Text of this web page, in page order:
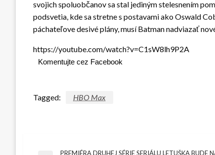
svojich spoluobčanov sa stal jediným stelesnením
podsvetia, kde sa stretne s postavami ako Oswald
páchateľove desivé plány, musí Batman nadviazať
https://youtube.com/watch?v=C1sW8lh9P2A
Komentujte cez Facebook
Tagged: HBO Max
PREMIÉRA DRUHEJ SÉRIE SERIÁLU LETUŠKA BUDE